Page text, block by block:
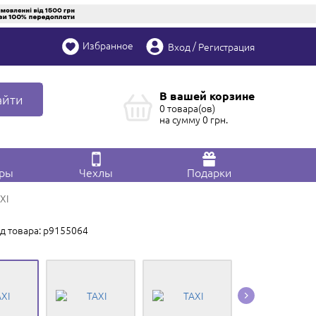
Избранное Вход /Регистрация
В вашей корзине
0 товара(ов)
на сумму0 грн.
Чехлы Подарки
товара: p9155064